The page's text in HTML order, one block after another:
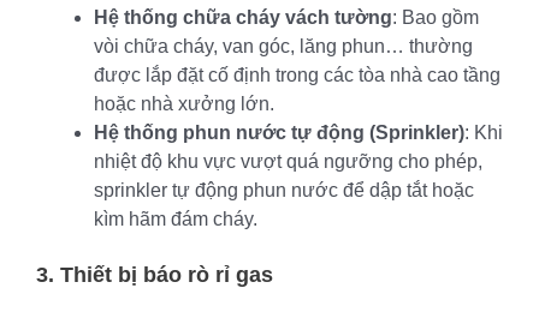
Hệ thống chữa cháy vách tường: Bao gồm
vòi chữa cháy, van góc, lăng phun… thường
được lắp đặt cố định trong các tòa nhà cao tầng
hoặc nhà xưởng lớn.
Hệ thống phun nước tự động (Sprinkler): Khi
nhiệt độ khu vực vượt quá ngưỡng cho phép,
sprinkler tự động phun nước để dập tắt hoặc
kìm hãm đám cháy.
3. Thiết bị báo rò rỉ gas